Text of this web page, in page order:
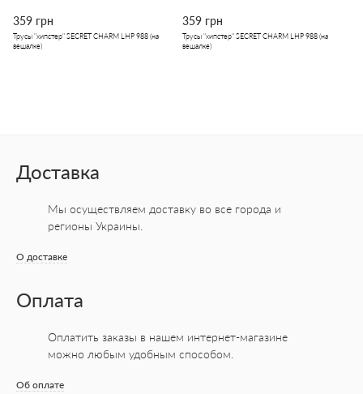
359 грн
Трусы "хипстер" SECRET CHARM LHP 988 (на
вешалке)
359 грн
Трусы "хипстер" SECRET CHARM LHP 988 (на
вешалке)
Доставка
Мы осуществляем доставку во все города и
регионы Украины.
О доставке
Оплата
Оплатить заказы в нашем интернет-магазине
можно любым удобным способом.
Об оплате